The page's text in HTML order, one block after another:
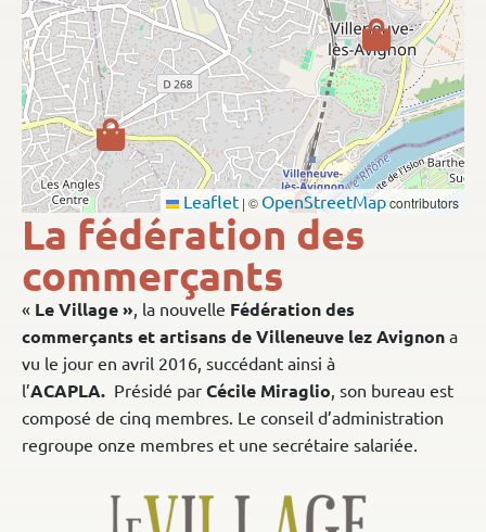
Leaflet |©OpenStreetMapcontributors
La fédération des
commerçants
« Le Village », la nouvelle Fédération des
commerçants et artisans de Villeneuve lez Avignon a
vu le jour en avril 2016, succédant ainsi à
l’ACAPLA. Présidé par Cécile Miraglio, son bureau est
composé de cinq membres. Le conseil d’administration
regroupe onze membres et une secrétaire salariée.